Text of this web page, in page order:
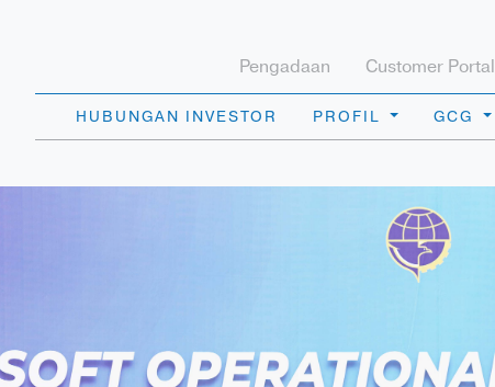
Pengadaan Customer Portal
HUBUNGAN INVESTOR PROFIL GCG